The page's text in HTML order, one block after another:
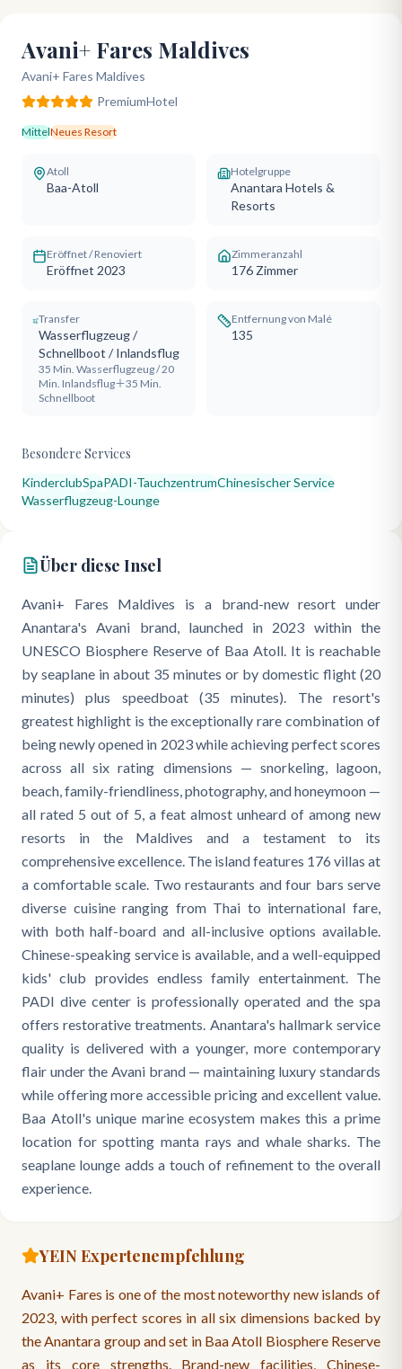
Avani+ Fares Maldives
Avani+ Fares Maldives
PremiumHotel
MittelNeues Resort
Atoll
Baa-Atoll
Hotelgruppe
Anantara Hotels &
Resorts
Eröffnet / Renoviert
Eröffnet 2023
Zimmeranzahl
176 Zimmer
Transfer
Wasserflugzeug /
Schnellboot / Inlandsflug
35 Min. Wasserflugzeug / 20
Min. Inlandsflug＋35 Min.
Schnellboot
Entfernung von Malé
135
Besondere Services
KinderclubSpaPADI-TauchzentrumChinesischer Service
Wasserflugzeug-Lounge
Über diese Insel
Avani+ Fares Maldives is a brand-new resort under
Anantara's Avani brand, launched in 2023 within the
UNESCO Biosphere Reserve of Baa Atoll. It is reachable
by seaplane in about 35 minutes or by domestic flight (20
minutes) plus speedboat (35 minutes). The resort's
greatest highlight is the exceptionally rare combination of
being newly opened in 2023 while achieving perfect scores
across all six rating dimensions — snorkeling, lagoon,
beach, family-friendliness, photography, and honeymoon —
all rated 5 out of 5, a feat almost unheard of among new
resorts in the Maldives and a testament to its
comprehensive excellence. The island features 176 villas at
a comfortable scale. Two restaurants and four bars serve
diverse cuisine ranging from Thai to international fare,
with both half-board and all-inclusive options available.
Chinese-speaking service is available, and a well-equipped
kids' club provides endless family entertainment. The
PADI dive center is professionally operated and the spa
offers restorative treatments. Anantara's hallmark service
quality is delivered with a younger, more contemporary
flair under the Avani brand — maintaining luxury standards
while offering more accessible pricing and excellent value.
Baa Atoll's unique marine ecosystem makes this a prime
location for spotting manta rays and whale sharks. The
seaplane lounge adds a touch of refinement to the overall
experience.
YEIN Expertenempfehlung
Avani+ Fares is one of the most noteworthy new islands of
2023, with perfect scores in all six dimensions backed by
the Anantara group and set in Baa Atoll Biosphere Reserve
as its core strengths. Brand-new facilities, Chinese-